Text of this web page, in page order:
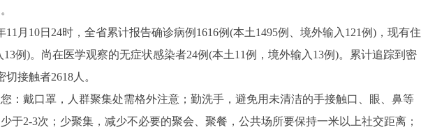
月10日24时，全省累计报告确诊病例1616例(本土1495例、境外输入121例)，现有住
例)。尚在医学观察的无症状感染者24例(本土11例，境外输入13例)。累计追踪到密
接触者2618人。
戴口罩，人群聚集处需格外注意；勤洗手，避免用未清洁的手接触口、眼、鼻等
于2-3次；少聚集，减少不必要的聚会、聚餐，公共场所要保持一米以上社交距离；